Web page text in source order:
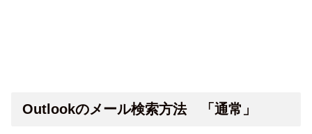
Outlookのメール検索方法 「通常」